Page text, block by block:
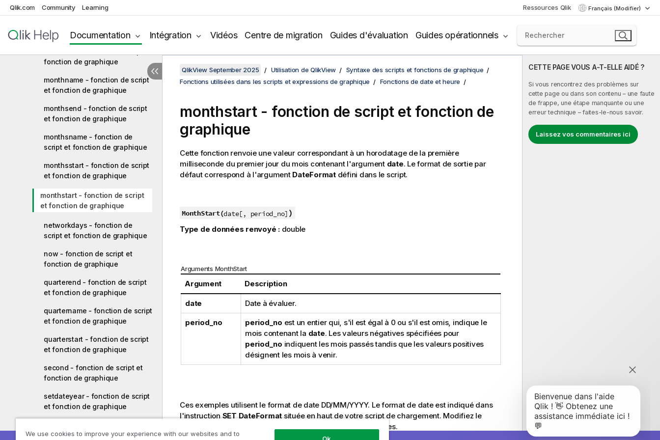
Qlik.com Community Learning Ressources Qlik Français (Modifier)
Documentation Intégration Vidéos Centre de migration Guides d'évaluation Guides opérationnels
fonction de graphique
fonction de graphique
fonction de graphique
monthname - fonction de script
et fonction de graphique
monthsend - fonction de script
et fonction de graphique
monthsname - fonction de
script et fonction de graphique
monthsstart - fonction de script
et fonction de graphique
monthstart - fonction de script
et fonction de graphique
networkdays - fonction de
script et fonction de graphique
now - fonction de script et
fonction de graphique
quarterend - fonction de script
et fonction de graphique
quartername - fonction de script
et fonction de graphique
quarterstart - fonction de script
et fonction de graphique
second - fonction de script et
fonction de graphique
setdateyear - fonction de script
et fonction de graphique
script et fonction de graphique
CETTE PAGE VOUS A-T-ELLE AIDÉ ?
Si vous rencontrez des problèmes sur
cette page ou dans son contenu – une faute
de frappe, une étape manquante ou une
erreur technique – faites-le-nous savoir.
Laissez vos commentaires ici
QlikView September 2025 Utilisation de QlikView
Syntaxe des scripts et fonctions de graphique
Fonctions utilisées dans les scripts et expressions de graphique
Fonctions de date et heure
monthstart - fonction de script et fonction de
graphique
Cette fonction renvoie une valeur correspondant à un horodatage de la première
milliseconde du premier jour du mois contenant l'argument date. Le format de sortie par
défaut correspond à l'argument DateFormatdéfini dans le script.
MonthStart(date[, period_no] )
Type de données renvoyé :double
Arguments MonthStart
Argument Description
date Date à évaluer.
period_no period_no est un entier qui, s'il est égal à 0 ou s'il est omis, indique le
mois contenant la date. Les valeurs négatives spécifiées pour
period_no indiquent les mois passés tandis que les valeurs positives
désignent les mois à venir.
Ces exemples utilisent le format de date DD/MM/YYYY. Le format de date est indiqué dans
l'instructionSET DateFormatsituée en haut de votre script de chargement. Modifiez le
format utilisé dans les exemples en fonction de vos exigences.
We use cookies to improve your experience with our websites and to